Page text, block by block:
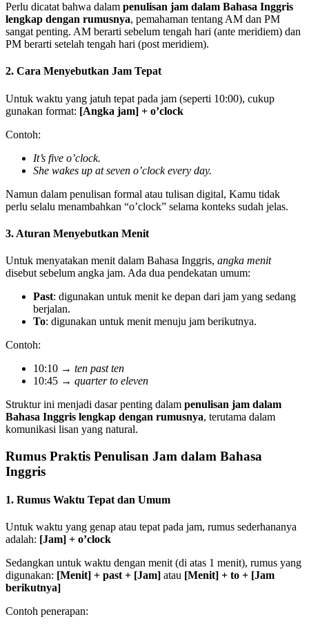
Perlu dicatat bahwa dalam penulisan jam dalam Bahasa Inggris
lengkap dengan rumusnya, pemahaman tentang AM dan PM
sangat penting. AM berarti sebelum tengah hari (ante meridiem) dan
PM berarti setelah tengah hari (post meridiem).
2. Cara Menyebutkan Jam Tepat
Untuk waktu yang jatuh tepat pada jam (seperti 10:00), cukup
gunakan format: [Angka jam] + o’clock
Contoh:
It’s five o’clock.
She wakes up at seven o’clock every day.
Namun dalam penulisan formal atau tulisan digital, Kamu tidak
perlu selalu menambahkan “o’clock” selama konteks sudah jelas.
3. Aturan Menyebutkan Menit
Untuk menyatakan menit dalam Bahasa Inggris, angka menit
disebut sebelum angka jam. Ada dua pendekatan umum:
Past: digunakan untuk menit ke depan dari jam yang sedang
berjalan.
To: digunakan untuk menit menuju jam berikutnya.
Contoh:
10:10 → ten past ten
10:45 → quarter to eleven
Struktur ini menjadi dasar penting dalam penulisan jam dalam
Bahasa Inggris lengkap dengan rumusnya, terutama dalam
komunikasi lisan yang natural.
Rumus Praktis Penulisan Jam dalam Bahasa
Inggris
1. Rumus Waktu Tepat dan Umum
Untuk waktu yang genap atau tepat pada jam, rumus sederhananya
adalah: [Jam] + o’clock
Sedangkan untuk waktu dengan menit (di atas 1 menit), rumus yang
digunakan: [Menit] + past + [Jam] atau [Menit] + to + [Jam
berikutnya]
Contoh penerapan: